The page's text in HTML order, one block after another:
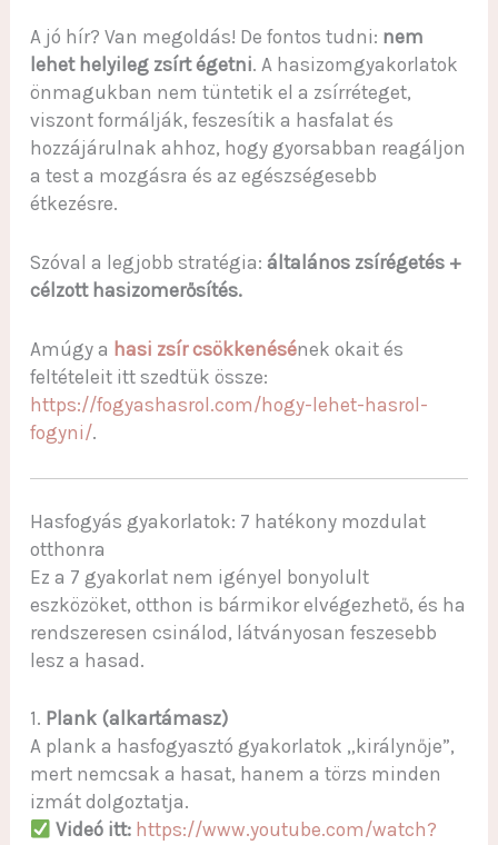
A jó hír? Van megoldás! De fontos tudni: nem
lehet helyileg zsírt égetni. A hasizomgyakorlatok
önmagukban nem tüntetik el a zsírréteget,
viszont formálják, feszesítik a hasfalat és
hozzájárulnak ahhoz, hogy gyorsabban reagáljon
a test a mozgásra és az egészségesebb
étkezésre.
Szóval a legjobb stratégia: általános zsírégetés +
célzott hasizomerősítés.
Amúgy a hasi zsír csökkenésének okait és
feltételeit itt szedtük össze:
https://fogyashasrol.com/hogy-lehet-hasrol-
fogyni/.
Hasfogyás gyakorlatok: 7 hatékony mozdulat
otthonra
Ez a 7 gyakorlat nem igényel bonyolult
eszközöket, otthon is bármikor elvégezhető, és ha
rendszeresen csinálod, látványosan feszesebb
lesz a hasad.
1. Plank (alkartámasz)
A plank a hasfogyasztó gyakorlatok „királynője”,
mert nemcsak a hasat, hanem a törzs minden
izmát dolgoztatja.
Videó itt: https://www.youtube.com/watch?